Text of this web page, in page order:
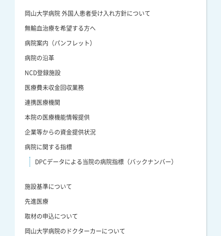
岡山大学病院 外国人患者受け入れ方針について
無輸血治療を希望する方へ
病院案内（パンフレット）
病院の沿革
NCD登録施設
医療費未収金回収業務
連携医療機関
本院の医療機能情報提供
企業等からの資金提供状況
病院に関する指標
DPCデータによる当院の病院指標（バックナンバー）
施設基準について
先進医療
取材の申込について
岡山大学病院のドクターカーについて